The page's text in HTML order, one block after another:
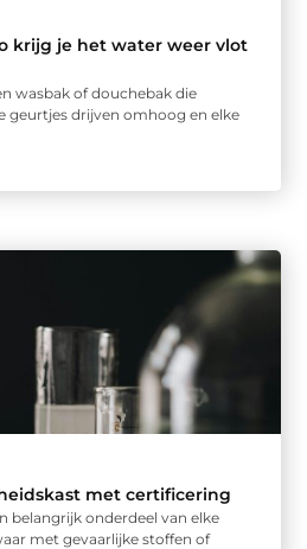
krijg je het water weer vlot
wasbak of douchebak die
geurtjes drijven omhoog en elke
met certificering
belangrijk onderdeel van elke
met gevaarlijke stoffen of